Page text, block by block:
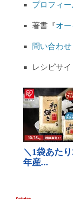
プロフィー
著書『オ
問い合わせ
レシピサ